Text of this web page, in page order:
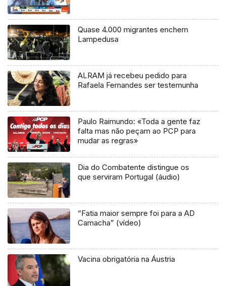
Quase 4.000 migrantes enchem
Lampedusa
ALRAM já recebeu pedido para
Rafaela Fernandes ser testemunha
Paulo Raimundo: «Toda a gente faz
falta mas não peçam ao PCP para
mudar as regras»
Dia do Combatente distingue os
que serviram Portugal (áudio)
“Fatia maior sempre foi para a AD
Camacha” (vídeo)
Vacina obrigatória na Áustria